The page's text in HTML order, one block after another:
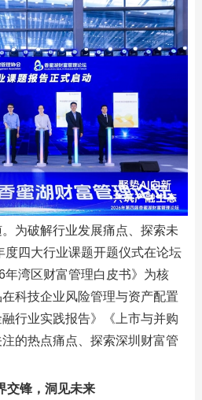
为破解行业发展痛点、探索未
四大行业课题开题仪式在论坛
湾区财富管理白皮书》为核
科技企业风险管理与资产配置
行业实践报告》《上市与并购
的热点痛点、探索深圳财富管
交锋，洞见未来